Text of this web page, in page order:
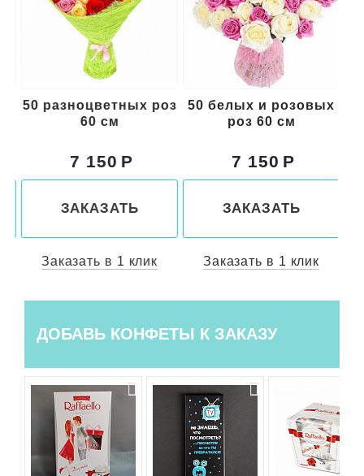
50 разноцветных роз
60 см
7 150
ЗАКАЗАТЬ
Заказать в 1 клик
50 белых и розовых
роз 60 см
7 150
ЗАКАЗАТЬ
Заказать в 1 клик
ДОБАВЬ КОНФЕТЫ К ЗАКАЗУ